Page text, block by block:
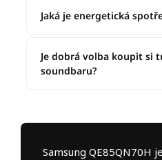
Jaká je energetická
Je dobrá volba koupit si
soundbaru?
Samsung QE85QN70H je